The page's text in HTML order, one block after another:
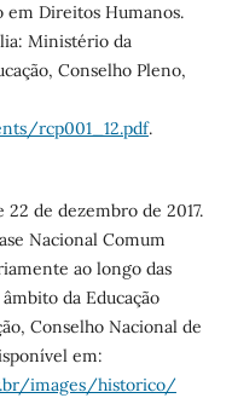
em Direitos Humanos.
Ministério da
Conselho Pleno,
rcp001_12.pdf.
22 de dezembro de 2017.
Nacional Comum
ao longo das
da Educação
Conselho Nacional de
em:
images/historico/